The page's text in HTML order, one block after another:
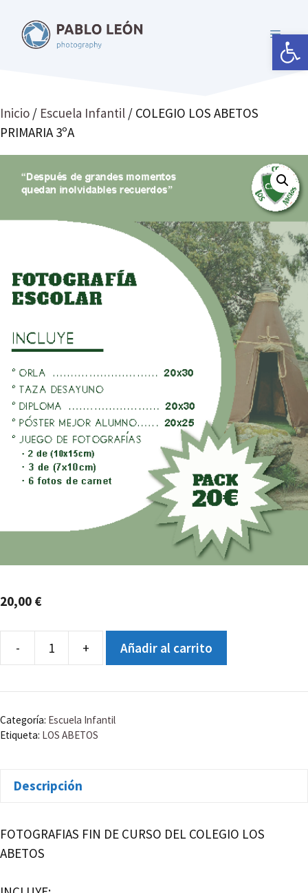
Abrir
contenido
MENÚ
Inicio / Escuela Infantil / COLEGIO LOS ABETOS
PRIMARIA 3ºA
20,00 €
-
COLEGIO
ABETOS
PRIMARIA
+ Añadir al carrito
Categoría: Escuela Infantil
Etiqueta: LOS ABETOS
Descripción
FOTOGRAFIAS FIN DE CURSO DEL COLEGIO LOS
ABETOS